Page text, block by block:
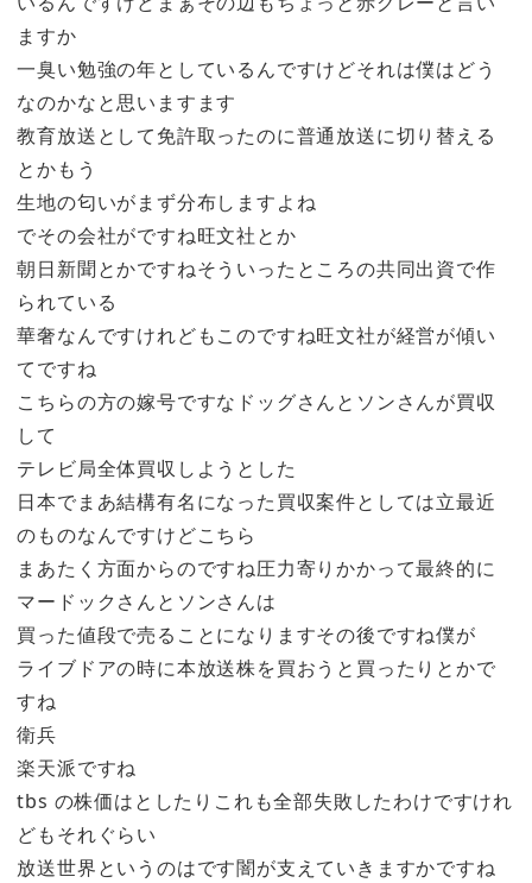
ますか
一臭い勉強の年としているんですけどそれは僕はどう
なのかなと思いますます
教育放送として免許取ったのに普通放送に切り替える
とかもう
生地の匂いがまず分布しますよね
でその会社がですね旺文社とか
朝日新聞とかですねそういったところの共同出資で作
られている
華奢なんですけれどもこのですね旺文社が経営が傾い
てですね
こちらの方の嫁号ですなドッグさんとソンさんが買収
して
テレビ局全体買収しようとした
日本でまあ結構有名になった買収案件としては立最近
のものなんですけどこちら
まあたく方面からのですね圧力寄りかかって最終的に
マードックさんとソンさんは
買った値段で売ることになりますその後ですね僕が
ライブドアの時に本放送株を買おうと買ったりとかで
すね
衛兵
楽天派ですね
tbs の株価はとしたりこれも全部失敗したわけですけれ
どもそれぐらい
放送世界というのはです闇が支えていきますかですね